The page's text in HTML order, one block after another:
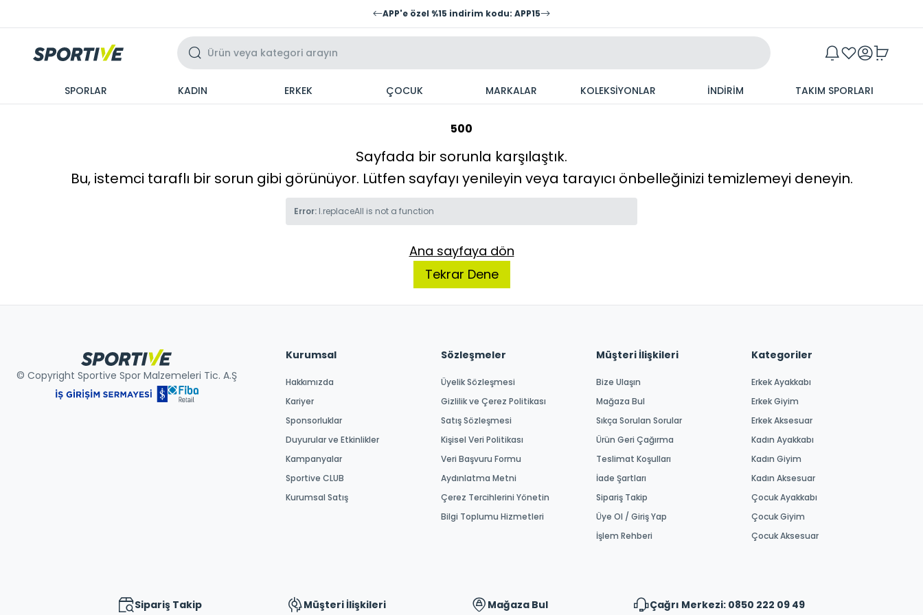
APP'e özel %15 indirim kodu: APP15
SPORLAR KADIN ERKEK ÇOCUK MARKALAR KOLEKSİYONLAR İNDİRİM TAKIM SPORLARI
500
Sayfada bir sorunla karşılaştık.
Bu, istemci taraflı bir sorun gibi görünüyor. Lütfen sayfayı yenileyin veya tarayıcı önbelleğinizi temizlemeyi deneyin.
Error: l.replaceAll is not a function
Ana sayfaya dön
Tekrar Dene
© Copyright Sportive Spor Malzemeleri Tic. A.Ş
Kurumsal
Hakkımızda
Kariyer
Sponsorluklar
Duyurular ve Etkinlikler
Kampanyalar
Sportive CLUB
Kurumsal Satış
Sözleşmeler
Üyelik Sözleşmesi
Gizlilik ve Çerez Politikası
Satış Sözleşmesi
Kişisel Veri Politikası
Veri Başvuru Formu
Aydınlatma Metni
Çerez Tercihlerini Yönetin
Bilgi Toplumu Hizmetleri
Müşteri İlişkileri
Bize Ulaşın
Mağaza Bul
Sıkça Sorulan Sorular
Ürün Geri Çağırma
Teslimat Koşulları
İade Şartları
Sipariş Takip
Üye Ol / Giriş Yap
İşlem Rehberi
Kategoriler
Erkek Ayakkabı
Erkek Giyim
Erkek Aksesuar
Kadın Ayakkabı
Kadın Giyim
Kadın Aksesuar
Çocuk Ayakkabı
Çocuk Giyim
Çocuk Aksesuar
Sipariş Takip Müşteri İlişkileri Mağaza Bul Çağrı Merkezi: 0850 222 09 49